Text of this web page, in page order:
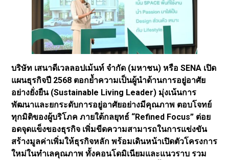
บริษัท เสนาดีเวลลอปเม้นท์ จำกัด (มหาชน) หรือSENA เปิด
แผนธุรกิจปี 2568 ตอกย้ำความเป็นผู้นำด้านการอยู่อาศัย
อย่างยั่งยืน (Sustainable Living Leader) มุ่งเน้นการ
พัฒนาและยกระดับการอยู่อาศัยอย่างมีคุณภาพ ตอบโจทย์
ทุกมิติของผู้บริโภค ภายใต้กลยุทธ์ “Refined Focus” ต่อย
อดจุดแข็งของธุรกิจ เพิ่มขีดความสามารถในการแข่งขัน
สร้างมูลค่าเพิ่มให้ธุรกิจหลัก พร้อมเดินหน้าเปิดตัวโครงการ
ใหม่ในทำเลคุณภาพ ทั้งคอนโดมิเนียมและแนวราบ รวม